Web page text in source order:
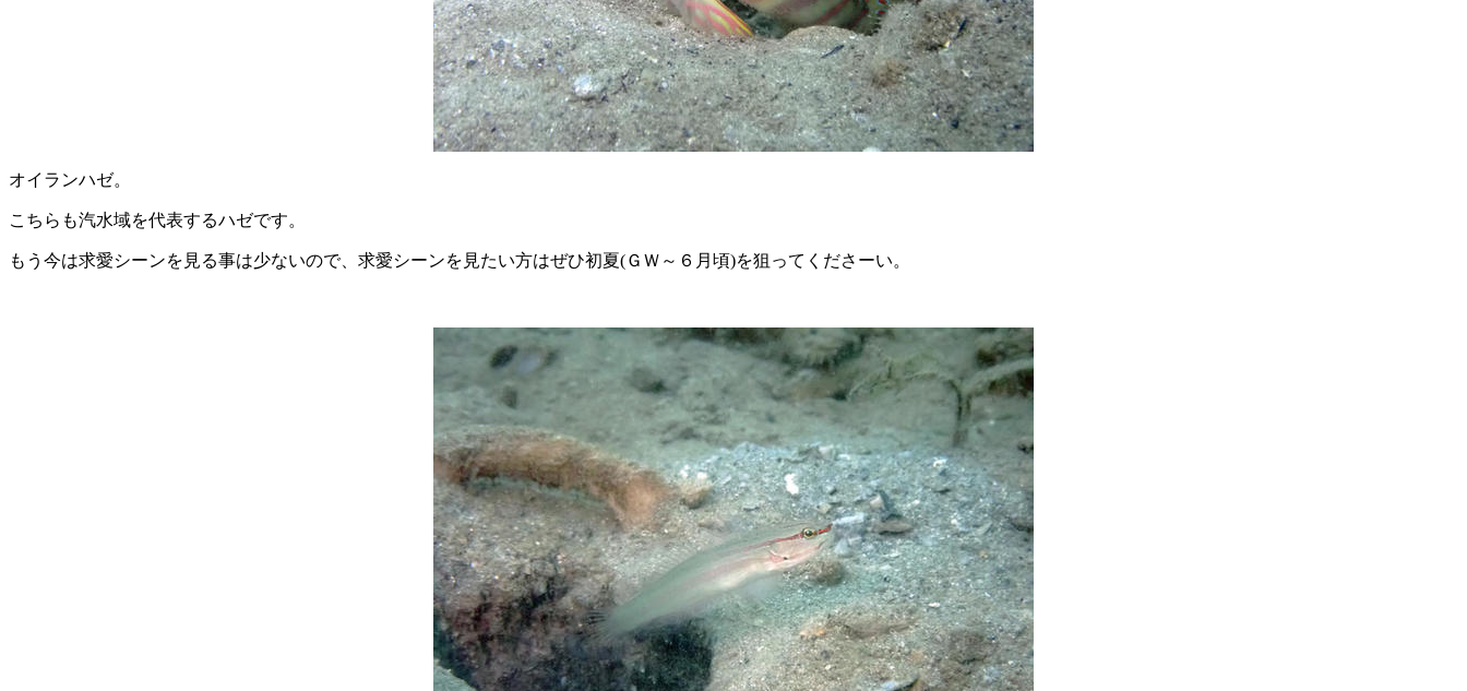
オイランハゼ。
こちらも汽水域を代表するハゼです。
もう今は求愛シーンを見る事は少ないので、求愛シーンを見たい方はぜひ初夏(ＧＷ～６月頃)を狙ってくださーい。